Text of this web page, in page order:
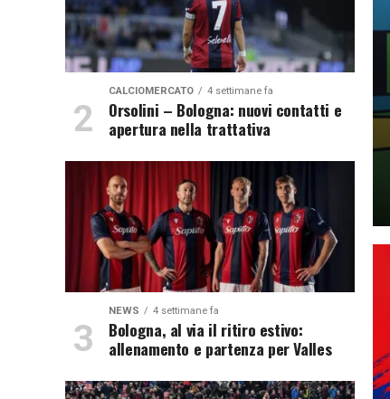
CALCIOMERCATO 4 settimane fa
Orsolini – Bologna: nuovi contatti e
apertura nella trattativa
NEWS 4 settimane fa
Bologna, al via il ritiro estivo:
allenamento e partenza per Valles